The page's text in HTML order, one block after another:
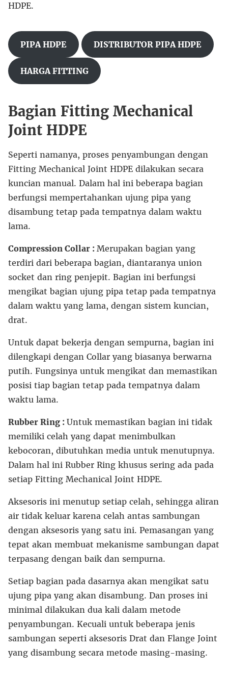
HDPE.
PIPA HDPE DISTRIBUTOR PIPA HDPE
HARGA FITTING
Bagian Fitting Mechanical
Joint HDPE
Seperti namanya, proses penyambungan dengan
Fitting Mechanical Joint HDPE dilakukan secara
kuncian manual. Dalam hal ini beberapa bagian
berfungsi mempertahankan ujung pipa yang
disambung tetap pada tempatnya dalam waktu
lama.
Compression Collar : Merupakan bagian yang
terdiri dari beberapa bagian, diantaranya union
socket dan ring penjepit. Bagian ini berfungsi
mengikat bagian ujung pipa tetap pada tempatnya
dalam waktu yang lama, dengan sistem kuncian,
drat.
Untuk dapat bekerja dengan sempurna, bagian ini
dilengkapi dengan Collar yang biasanya berwarna
putih. Fungsinya untuk mengikat dan memastikan
posisi tiap bagian tetap pada tempatnya dalam
waktu lama.
Rubber Ring : Untuk memastikan bagian ini tidak
memiliki celah yang dapat menimbulkan
kebocoran, dibutuhkan media untuk menutupnya.
Dalam hal ini Rubber Ring khusus sering ada pada
setiap Fitting Mechanical Joint HDPE.
Aksesoris ini menutup setiap celah, sehingga aliran
air tidak keluar karena celah antas sambungan
dengan aksesoris yang satu ini. Pemasangan yang
tepat akan membuat mekanisme sambungan dapat
terpasang dengan baik dan sempurna.
Setiap bagian pada dasarnya akan mengikat satu
ujung pipa yang akan disambung. Dan proses ini
minimal dilakukan dua kali dalam metode
penyambungan. Kecuali untuk beberapa jenis
sambungan seperti aksesoris Drat dan Flange Joint
yang disambung secara metode masing-masing.